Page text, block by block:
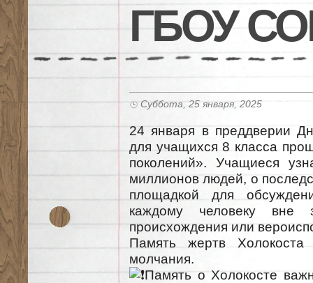
ГБОУ
Суббота, 25 января, 2025
24 января в преддверии
для учащихся 8 класса
поколений». Учащиеся
миллионов людей, о
площадкой для
каждому человеку вне
происхождения или
Память жертв
молчания.
Память о Холокосте